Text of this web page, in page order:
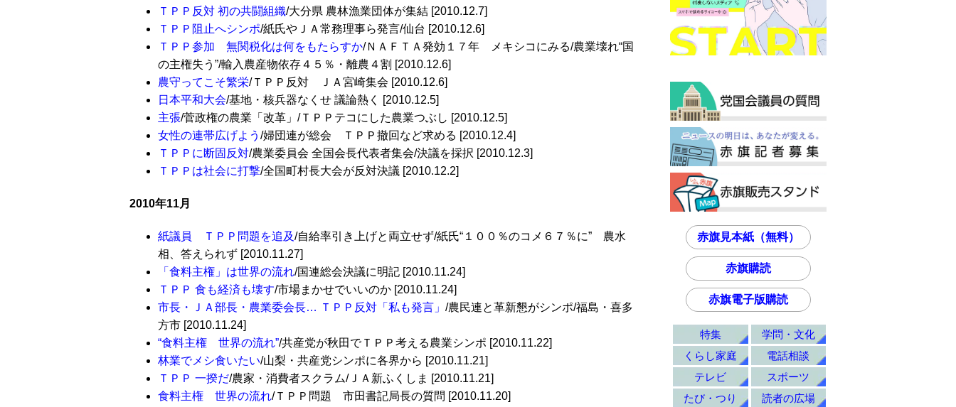
ＴＰＰ反対 初の共闘組織/大分県 農林漁業団体が集結 [2010.12.7]
ＴＰＰ阻止へシンポ/紙氏やＪＡ常務理事ら発言/仙台 [2010.12.6]
ＴＰＰ参加 無関税化は何をもたらすか/ＮＡＦＴＡ発効１７年 メキシコにみる/農業壊れ“国
の主権失う”/輸入農産物依存４５％・離農４割 [2010.12.6]
農守ってこそ繁栄/ＴＰＰ反対 ＪＡ宮崎集会 [2010.12.6]
日本平和大会/基地・核兵器なくせ 議論熱く [2010.12.5]
主張/菅政権の農業「改革」/ＴＰＰテコにした農業つぶし [2010.12.5]
女性の連帯広げよう /婦団連が総会 ＴＰＰ撤回など求める [2010.12.4]
ＴＰＰに断固反対/農業委員会 全国会長代表者集会/決議を採択 [2010.12.3]
ＴＰＰは社会に打撃/全国町村長大会が反対決議 [2010.12.2]
2010年11月
紙議員 ＴＰＰ問題を追及/自給率引き上げと両立せず/紙氏“１００％のコメ６７％に” 農水
相、答えられず [2010.11.27]
「食料主権」は世界の流れ/国連総会決議に明記 [2010.11.24]
ＴＰＰ 食も経済も壊す/市場まかせでいいのか [2010.11.24]
市長・ＪＡ部長・農業委会長… ＴＰＰ反対「私も発言」 /農民連と革新懇がシンポ/福島・喜多
方市 [2010.11.24]
“食料主権 世界の流れ”/共産党が秋田でＴＰＰ考える農業シンポ [2010.11.22]
林業でメシ食いたい/山梨・共産党シンポに各界から [2010.11.21]
ＴＰＰ 一揆だ/農家・消費者スクラム/ＪＡ新ふくしま [2010.11.21]
食料主権 世界の流れ/ＴＰＰ問題 市田書記局長の質問 [2010.11.20]
赤旗見本紙（無料）
赤旗購読
赤旗電子版購読
特集
学問・文化
くらし家庭
電話相談
テレビ
スポーツ
たび・つり
読者の広場